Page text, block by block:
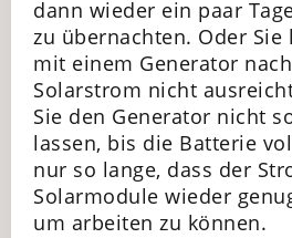
dann wieder ein paar
zu übernachten. Oder Sie
mit einem Generator
Solarstrom nicht
Sie den Generator nicht
lassen, bis die Batterie
nur so lange, dass der
Solarmodule wieder
um arbeiten zu können.